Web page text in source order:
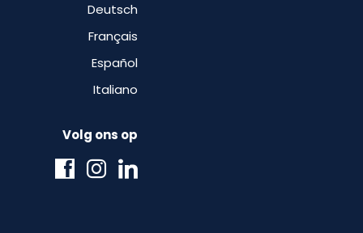
Deutsch
Français
Español
Italiano
Volg ons op